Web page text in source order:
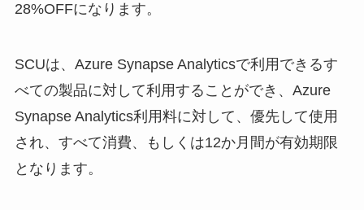
28%OFFになります。
SCUは、Azure Synapse Analyticsで利用できるす
べての製品に対して利用することができ、Azure
Synapse Analytics利用料に対して、優先して使用
され、すべて消費、もしくは12か月間が有効期限
となります。